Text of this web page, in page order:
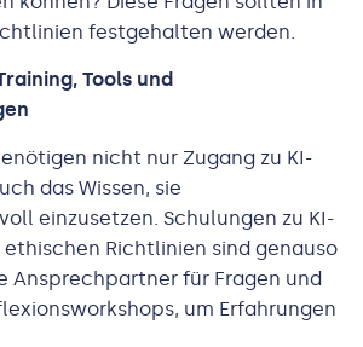
festgehalten werden.
Tools und
nicht nur Zugang zu KI-
das Wissen, sie
einzusetzen. Schulungen zu KI-
Richtlinien sind genauso
Ansprechpartner für Fragen und
um Erfahrungen